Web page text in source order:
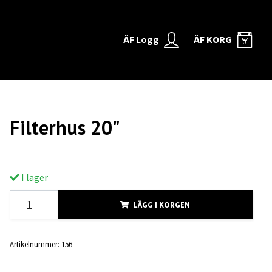
ÅF Logg ÅF KORG 0
Filterhus 20"
I lager
LÄGG I KORGEN
Artikelnummer: 156